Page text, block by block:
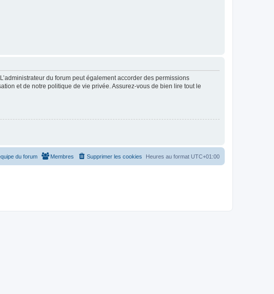
du forum peut également accorder des permissions
et de notre politique de vie privée. Assurez-vous de bien lire tout le
Heures au format UTC+01:00
Supprimer les cookies
Membres
du forum